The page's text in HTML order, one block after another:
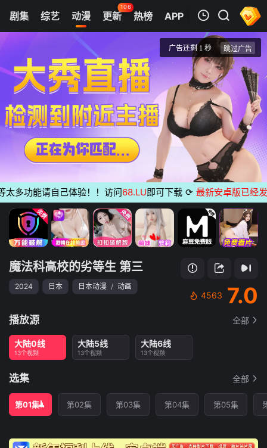
剧集 综艺 动漫 更新
106
热榜 APP
我的观影记录
第01集
魔法科高校的劣等生 第三季
清空
能请自己体验！！访问 68.LU即可下载 ⟳ 最新安卓版已经发布无
魔法科高校的劣等生 第三
2024 日本 日本动漫 / 动画
4563 7.0
播放源 全部
大陆0线
13个视频
大陆5线
13个视频
大陆6线
13个视频
选集 全部
第01集 第02集 第03集 第04集 第05集